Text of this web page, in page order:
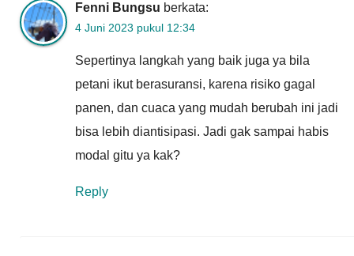
Fenni Bungsu berkata:
4 Juni 2023 pukul 12:34
Sepertinya langkah yang baik juga ya bila
petani ikut berasuransi, karena risiko gagal
panen, dan cuaca yang mudah berubah ini jadi
bisa lebih diantisipasi. Jadi gak sampai habis
modal gitu ya kak?
Reply